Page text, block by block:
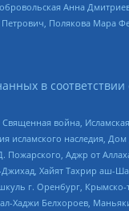
Анна
Полякова Мара
в соответствии
война,
наследия,
Аджр от
Хайят Тахрир
г. Оренбург,
Хаджи Белхороев,